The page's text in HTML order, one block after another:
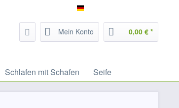
Mein Konto 0,00 € *
Schlafen mit Schafen Seife